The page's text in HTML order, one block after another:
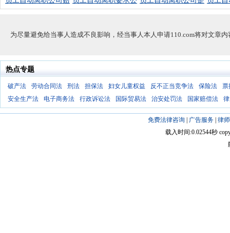
为尽量避免给当事人造成不良影响，经当事人本人申请110.com将对文章
热点专题
破产法 劳动合同法 刑法 担保法 妇女儿童权益 反不正当竞争法 保险法
票
安全生产法
电子商务法 行政诉讼法 国际贸易法 治安处罚法 国家赔偿法
免费法律咨询 广告服务| 律
载入时间:0.02544秒